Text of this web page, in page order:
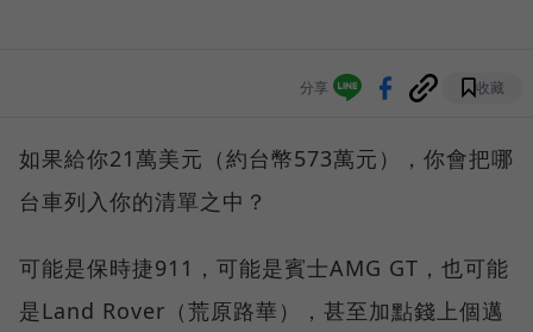
分享 收藏
如果給你21萬美元（約台幣573萬元），你會把哪
台車列入你的清單之中？
可能是保時捷911，可能是賓士AMG GT，也可能
是Land Rover（荒原路華），甚至加點錢上個邁